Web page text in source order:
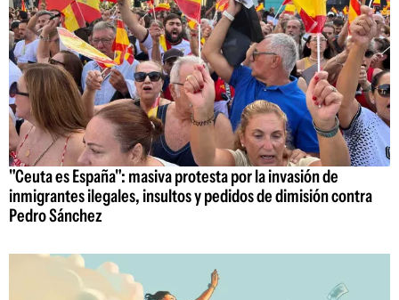
"Ceuta es España": masiva protesta por la invasión de
inmigrantes ilegales, insultos y pedidos de dimisión contra
Pedro Sánchez